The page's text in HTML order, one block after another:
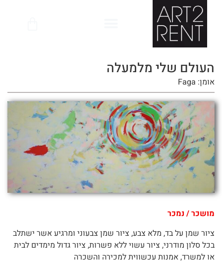
העולם שלי מלמעלה
אומן: Faga
מושכר / נמכר
ציור שמן על בד, מלא צבע, ציור שמן צבעוני ומרגיע אשר ישתלב
בכל סלון מודרני, ציור עשוי ללא פשרות, ציור גדול מימדים לבית
או למשרד, אמנות עכשווית למכירה והשכרה